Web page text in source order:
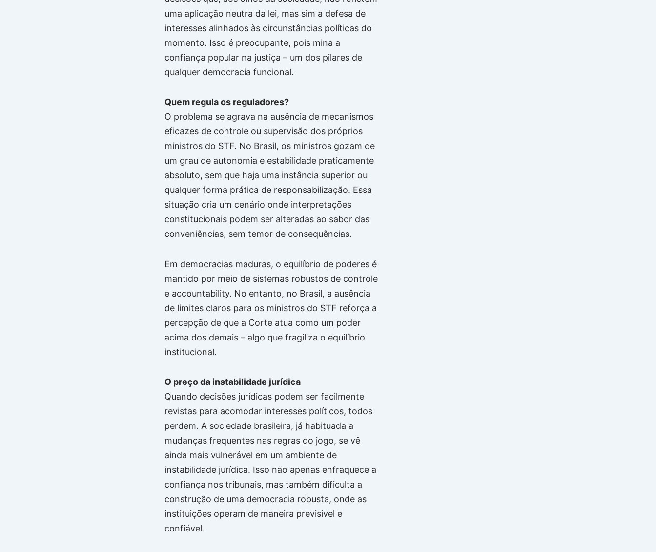
uma aplicação neutra da lei, mas sim a defesa de
interesses alinhados às circunstâncias políticas do
momento. Isso é preocupante, pois mina a
confiança popular na justiça – um dos pilares de
qualquer democracia funcional.
Quem regula os reguladores?
O problema se agrava na ausência de mecanismos
eficazes de controle ou supervisão dos próprios
ministros do STF. No Brasil, os ministros gozam de
um grau de autonomia e estabilidade praticamente
absoluto, sem que haja uma instância superior ou
qualquer forma prática de responsabilização. Essa
situação cria um cenário onde interpretações
constitucionais podem ser alteradas ao sabor das
conveniências, sem temor de consequências.
Em democracias maduras, o equilíbrio de poderes é
mantido por meio de sistemas robustos de controle
e accountability. No entanto, no Brasil, a ausência
de limites claros para os ministros do STF reforça a
percepção de que a Corte atua como um poder
acima dos demais – algo que fragiliza o equilíbrio
institucional.
O preço da instabilidade jurídica
Quando decisões jurídicas podem ser facilmente
revistas para acomodar interesses políticos, todos
perdem. A sociedade brasileira, já habituada a
mudanças frequentes nas regras do jogo, se vê
ainda mais vulnerável em um ambiente de
instabilidade jurídica. Isso não apenas enfraquece a
confiança nos tribunais, mas também dificulta a
construção de uma democracia robusta, onde as
instituições operam de maneira previsível e
confiável.